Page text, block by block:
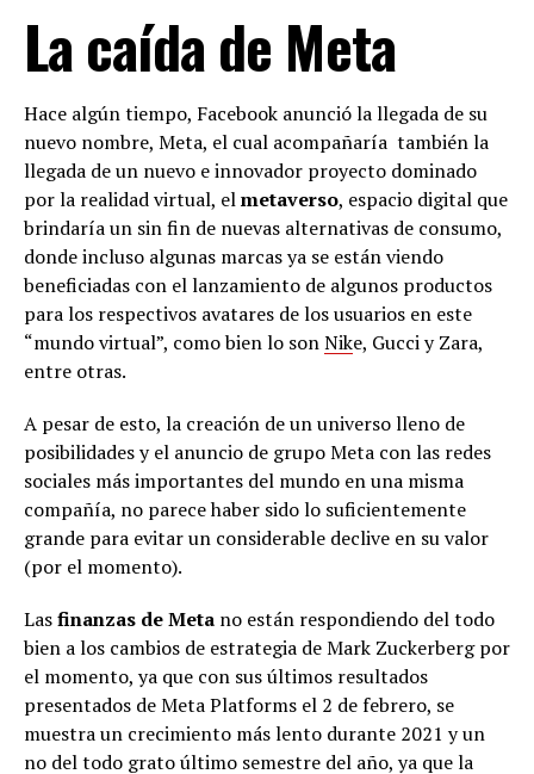
La caída de Meta
Hace algún tiempo, Facebook anunció la llegada de su
nuevo nombre, Meta, el cual acompañaría también la
llegada de un nuevo e innovador proyecto dominado
por la realidad virtual, elmetaverso, espacio digital que
brindaría un sin fin de nuevas alternativas de consumo,
donde incluso algunas marcas ya se están viendo
beneficiadas con el lanzamiento de algunos productos
para los respectivos avatares de los usuarios en este
“mundo virtual”, como bien lo sonNike, Gucci y Zara,
entre otras.
A pesar de esto, la creación de un universo lleno de
posibilidades y el anuncio de grupo Meta con las redes
sociales más importantes del mundo en una misma
compañía, no parece haber sido lo suficientemente
grande para evitar un considerable declive en su valor
(por el momento).
Lasfinanzas de Meta no están respondiendo del todo
bien a los cambios de estrategia de Mark Zuckerberg por
el momento, ya que con sus últimos resultados
presentados de Meta Platforms el 2 de febrero, se
muestra un crecimiento más lento durante 2021 y un
no del todo grato último semestre del año, ya que la